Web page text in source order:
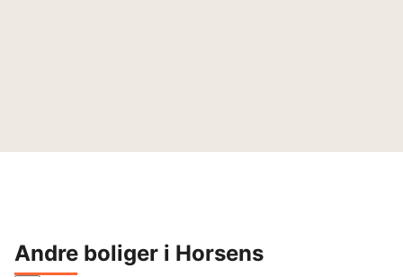
Andre boliger i Horsens